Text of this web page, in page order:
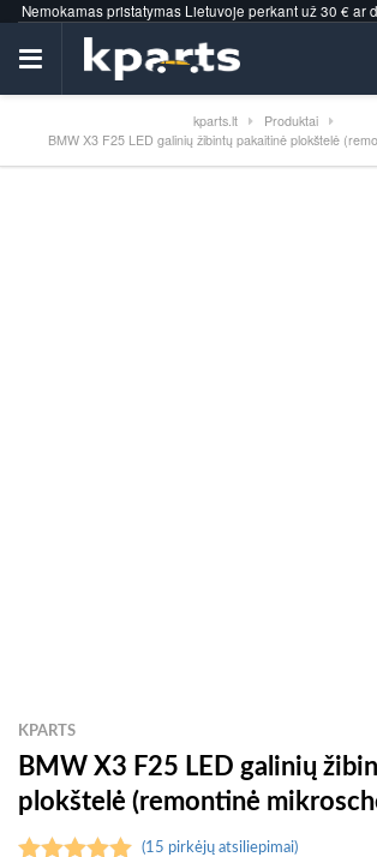
Nemokamas pristatymas Lietuvoje perkant už 30 € ar
kparts.lt
Produktai
BMW X3 F25 LED galinių žibintų pakaitinė plokštelė
KPARTS
BMW X3 F25 LED galinių
plokštelė (remontinė
(15 pirkėjų atsiliepimai)